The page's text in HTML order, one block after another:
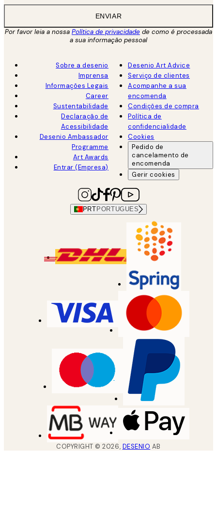
ENVIAR
Por favor leia a nossa Política de privacidade de como é processada
a sua informação pessoal
Sobre a desenio
Imprensa
Informações Legais
Career
Sustentabilidade
Declaração de
Acessibilidade
Desenio Ambassador
Programme
Art Awards
Entrar (Empresa)
Desenio Art Advice
Serviço de clientes
Acompanhe a sua
encomenda
Condições de compra
Política de
confidencialidade
Cookies
Pedido de
cancelamento de
encomenda
Gerir cookies
PRT PORTUGUES
COPYRIGHT ©2026, DESENIO AB